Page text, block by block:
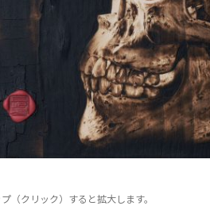
（クリック）すると拡大します。